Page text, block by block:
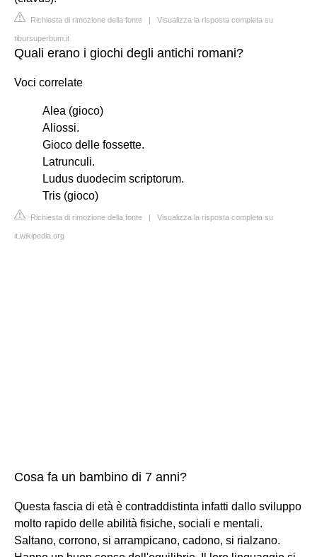
Richiesta di rimozione della fonte | Visualizza la risposta completa su
tibursuperbum.it
Quali erano i giochi degli antichi romani?
Voci correlate
Alea (gioco)
Aliossi.
Gioco delle fossette.
Latrunculi.
Ludus duodecim scriptorum.
Tris (gioco)
Richiesta di rimozione della fonte | Visualizza la risposta completa su
it.wikipedia.org
Cosa fa un bambino di 7 anni?
Questa fascia di età è contraddistinta infatti dallo sviluppo
molto rapido delle abilità fisiche, sociali e mentali.
Saltano, corrono, si arrampicano, cadono, si rialzano.